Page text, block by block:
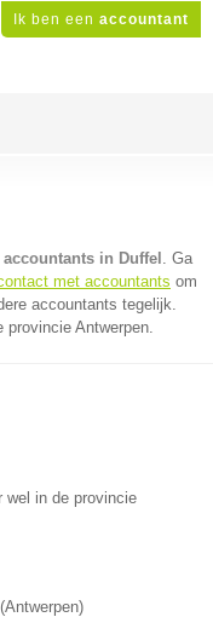
Ik ben een accountant
accountants in Duffel . Ga
met accountants om
accountants tegelijk.
provincie Antwerpen.
wel in de provincie
(Antwerpen)